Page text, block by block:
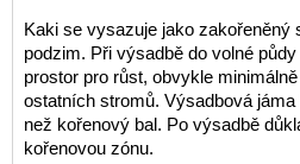
Kaki se vysazuje jako zakořeněný
podzim. Při výsadbě do volné
prostor pro růst, obvykle
ostatních stromů. Výsadbová
než kořenový bal. Po výsadbě
kořenovou zónu.